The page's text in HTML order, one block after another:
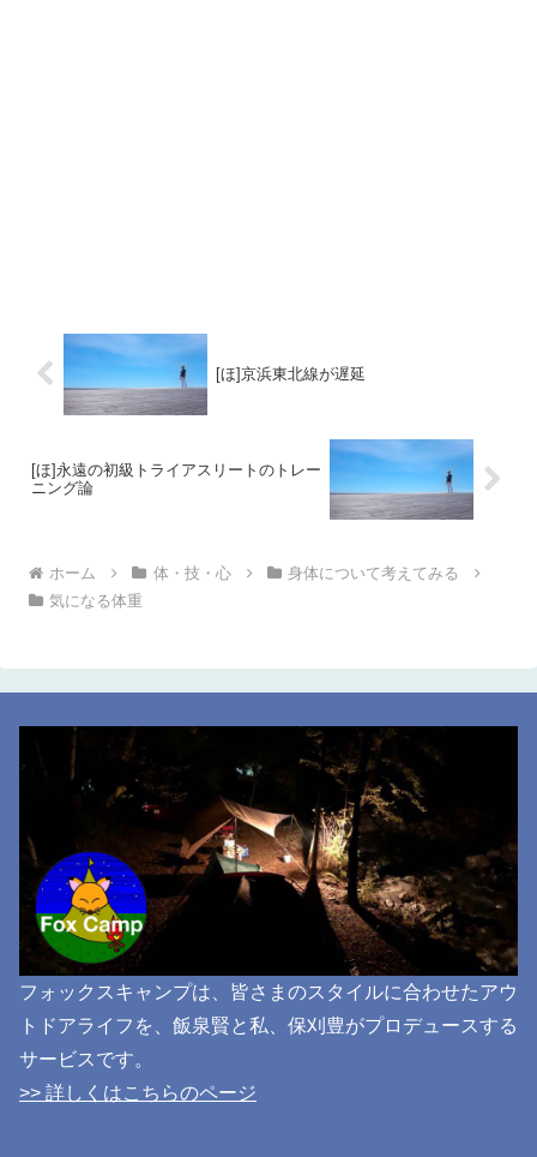
[ほ]京浜東北線が遅延
[ほ]永遠の初級トライアスリートのトレー
ニング論
ホーム 体・技・心
身体について考えてみる
気になる体重
フォックスキャンプは、皆さまのスタイルに合わせたアウ
トドアライフを、飯泉賢と私、保刈豊がプロデュースする
サービスです。
>> 詳しくはこちらのページ